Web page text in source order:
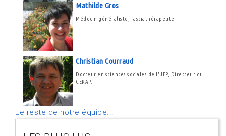
Mathilde Gros
Médecin généraliste, fasciathérapeute
Christian Courraud
Docteur en sciences sociales de l'UFP, Directeur du
CERAP.
Le reste de notre équipe...